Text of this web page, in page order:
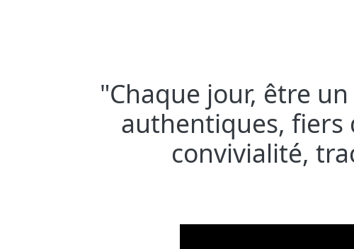
"Chaque jour, être
authentiques, fiers
convivialité,